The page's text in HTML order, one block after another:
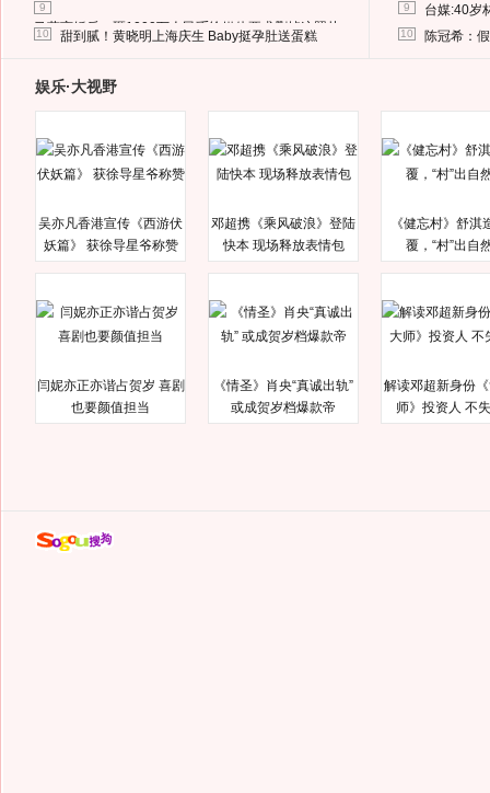
9
马蓉离婚后，砸1000万人民币给媒体要求删掉这照片
10 甜到腻！黄晓明上海庆生 Baby挺孕肚送蛋糕
9 台媒:40岁
10 陈冠希：
娱乐·大视野
吴亦凡香港宣传《西游伏
妖篇》 获徐导星爷称赞
邓超携《乘风破浪》登陆
快本 现场释放表情包
《健忘村》舒淇
覆，“村”出自
闫妮亦正亦谐占贺岁 喜剧
也要颜值担当
《情圣》肖央“真诚出轨”
或成贺岁档爆款帝
解读邓超新身份
师》投资人 不